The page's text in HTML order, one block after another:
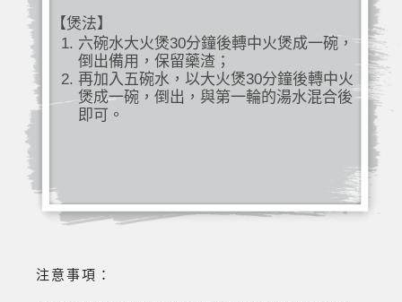
【煲法】
六碗水大火煲30分鐘後轉中火煲成一碗，
倒出備用，保留藥渣；
再加入五碗水，以大火煲30分鐘後轉中火
煲成一碗，倒出，與第一輪的湯水混合後
即可。
注意事項：